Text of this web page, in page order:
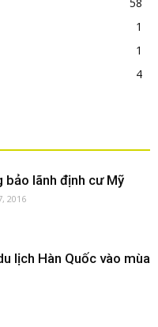
1
1
4
lãnh định cư Mỹ
2016
lịch Hàn Quốc vào mùa